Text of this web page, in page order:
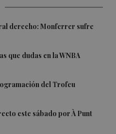
derecho: Monferrer sufre
que dudas en la WNBA
del Trofeu
este sábado por À Punt